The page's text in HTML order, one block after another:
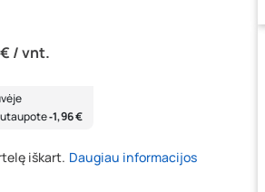
€ / vnt.
‐1,96 €
iškart. Daugiau informacijos